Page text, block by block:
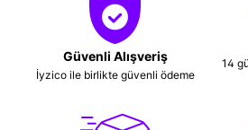
Güvenli Alışveriş
İyzico ile birlikte güvenli ödeme
14